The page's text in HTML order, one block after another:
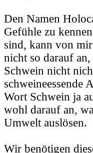
Den Namen
Gefühle zu
sind, kann von
nicht so darauf
Schwein nicht
schweineessende
Wort Schwein ja
wohl darauf an,
Umwelt auslösen.
Wir benötigen